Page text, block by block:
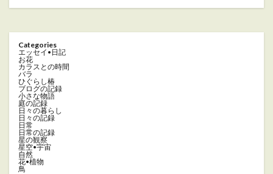
Categories
エッセイ•日記
お花
カラスとの時間
バラ
ひぐらし椿
ブログの記録
小さな物語
庭の記録
日々の暮らし
日々の記録
日常
日常の記録
星の観察
星空•宇宙
自然
花•植物
鳥